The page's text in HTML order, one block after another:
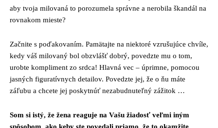
aby tvoja milovaná to porozumela správne a nerobila škandál na
rovnakom mieste?
Začnite s poďakovaním. Pamätajte na niektoré vzrušujúce chvíle,
kedy váš milovaný bol obzvlášť dobrý, povedzte mu o tom,
urobte kompliment zo srdca! Hlavná vec – úprimne, pomocou
jasných figuratívnych detailov. Povedzte jej, že o ňu máte
záľubu a chcete jej poskytnúť nezabudnuteľný zážitok …
Som si istý, že žena reaguje na Vašu žiadosť veľmi iným